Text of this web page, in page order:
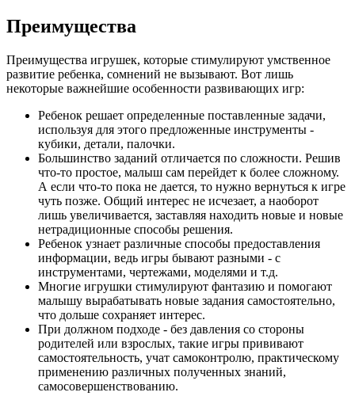
Преимущества
Преимущества игрушек, которые стимулируют умственное
развитие ребенка, сомнений не вызывают. Вот лишь
некоторые важнейшие особенности развивающих игр:
Ребенок решает определенные поставленные задачи,
используя для этого предложенные инструменты -
кубики, детали, палочки.
Большинство заданий отличается по сложности. Решив
что-то простое, малыш сам перейдет к более сложному.
А если что-то пока не дается, то нужно вернуться к игре
чуть позже. Общий интерес не исчезает, а наоборот
лишь увеличивается, заставляя находить новые и новые
нетрадиционные способы решения.
Ребенок узнает различные способы предоставления
информации, ведь игры бывают разными - с
инструментами, чертежами, моделями и т.д.
Многие игрушки стимулируют фантазию и помогают
малышу вырабатывать новые задания самостоятельно,
что дольше сохраняет интерес.
При должном подходе - без давления со стороны
родителей или взрослых, такие игры прививают
самостоятельность, учат самоконтролю, практическому
применению различных полученных знаний,
самосовершенствованию.